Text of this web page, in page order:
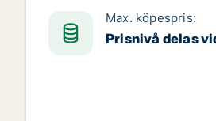
Max. köpespris:
Prisnivå delas